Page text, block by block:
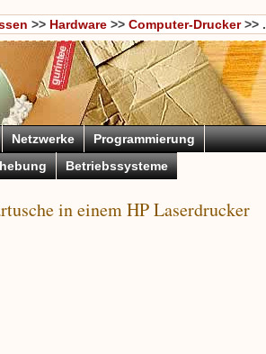
>> Hardware >> Computer-Drucker>> .
Netzwerke
Programmierung
Betriebssysteme
in einem HP Laserdrucker